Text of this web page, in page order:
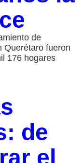
de
Querétaro fueron
176 hogares
de
el